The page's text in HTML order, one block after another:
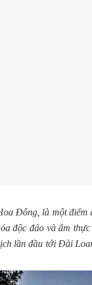
Đông, là một điểm
độc đáo và ẩm
lần đầu tới Đài